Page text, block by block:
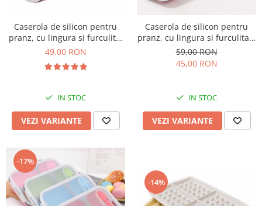
Caserola de silicon pentru
pranz, cu lingura si furculita,
1 compartiment
49,00 RON
IN STOC
VEZI VARIANTE
Caserola de silicon pentru
pranz, cu lingura si furculita 2
compartimente
59,00 RON
45,00 RON
IN STOC
VEZI VARIANTE
-17%
-14%